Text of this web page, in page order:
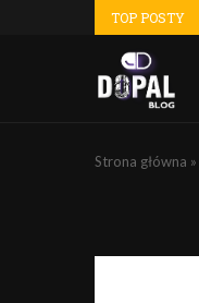
TOP POSTY
Strona główna »